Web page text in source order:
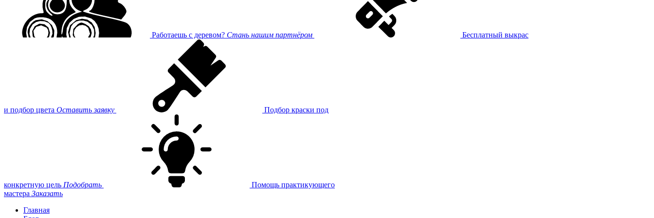
Работаешь с деревом? Стань нашим партнёром Бесплатный выкрас
и подбор цвета Оставить заявку Подбор краски под
конкретную цель Подобрать
Помощь практикующего
мастера Заказать
Главная